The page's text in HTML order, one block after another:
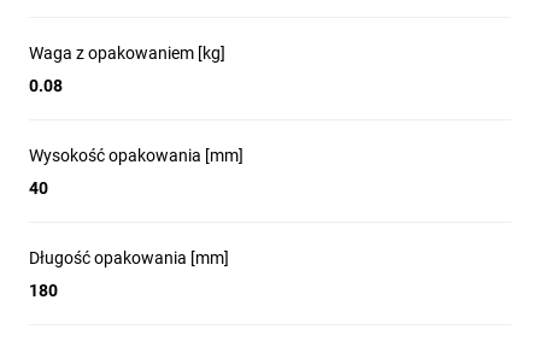
Waga z opakowaniem [kg]
0.08
Wysokość opakowania [mm]
40
Długość opakowania [mm]
180